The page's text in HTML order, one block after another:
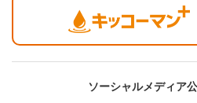
ソーシャルメディア